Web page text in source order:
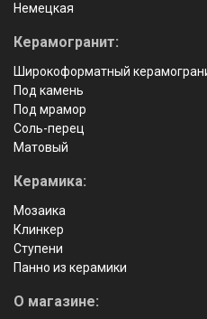
Немецкая
Керамогранит:
Широкоформатный
Под камень
Под мрамор
Соль-перец
Матовый
Керамика:
Мозаика
Клинкер
Ступени
Панно из керамики
О магазине: